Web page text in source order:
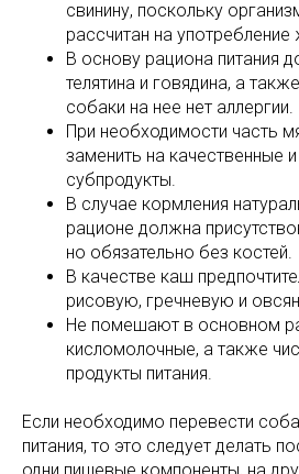
свинину, поскольку
рассчитан на употребление
В основу рациона питания
телятина и говядина, а
собаки на нее нет аллергии.
При необходимости часть
заменить на качественные
субпродукты.
В случае кормления
рационе должна
но обязательно без костей.
В качестве каш
рисовую, гречневую и
Не помешают в основном
кисломолочные, а также
продукты питания.
Если необходимо перевести
питания, то это следует делать
одни пищевые компоненты, на